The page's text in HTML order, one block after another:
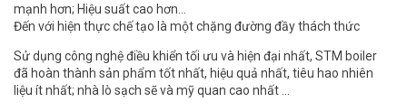
mạnh hơn; Hiệu suất cao hơn...
Đến với hiện thực chế tạo là một chặng đường đầy thách thức
Sử dụng công nghệ điều khiển tối ưu và hiện đại nhất, STM boiler
đã hoàn thành sản phẩm tốt nhất, hiệu quả nhất, tiêu hao nhiên
liệu ít nhất; nhà lò sạch sẽ và mỹ quan cao nhất ...